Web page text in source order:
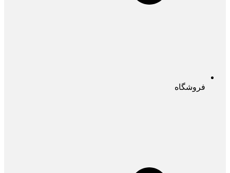
فروشگاه